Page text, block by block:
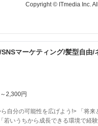
Copyright © ITmedia Inc.
マーケティング/髪型自由/
2,300円
ら自分の可能性を広げよう!> 「将来
若いうちから成長できる環境で経験